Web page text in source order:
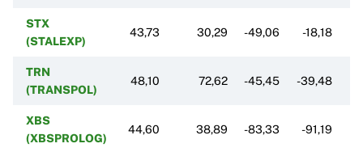
STX
(STALEXP)
43,73 30,29 -49,06 -18,18
TRN
(TRANSPOL)
48,10 72,62 -45,45 -39,48
XBS
(XBSPROLOG)
44,60 38,89 -83,33 -91,19